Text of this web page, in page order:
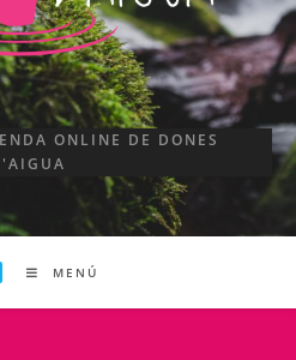
ONLINE DE DONES
MENÚ